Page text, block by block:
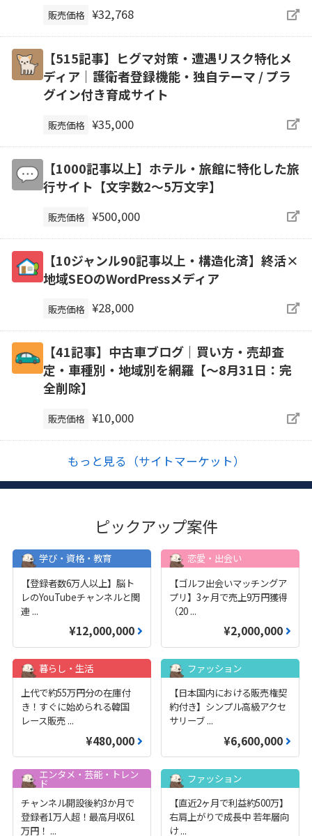
販売価格 ¥32,768
【515記事】ヒグマ対策・遭遇リスク特化メ
ディア｜護衛者登録機能・独自テーマ / プラ
グイン付き育成サイト
販売価格 ¥35,000
【1000記事以上】ホテル・旅館に特化した旅
行サイト【文字数2〜5万文字】
販売価格 ¥500,000
【10ジャンル90記事以上・構造化済】終活×
地域SEOのWordPressメディア
販売価格 ¥28,000
【41記事】中古車ブログ｜買い方・売却査
定・車種別・地域別を網羅【～8月31日：完
全削除】
販売価格 ¥10,000
もっと見る（サイトマーケット）
ピックアップ案件
学び・資格・教育
【登録者数6万人以上】脳ト
レのYouTubeチャンネルと関
連 ...
¥12,000,000
恋愛・出会い
【ゴルフ出会いマッチングア
プリ】3ヶ月で売上9万円獲得
（20 ...
¥2,000,000
暮らし・生活
上代で約55万円分の在庫付
き！すぐに始められる韓国
レース販売 ...
¥480,000
ファッション
【日本国内における販売権契
約付き】シンプル高級アクセ
サリーブ ...
¥6,600,000
エンタメ・芸能・トレン
ド
チャンネル開設後約3か月で
登録者1万人超！最高月収61
万円！ ...
ファッション
【直近2ヶ月で利益約500万】
右肩上がりで成長中 若年層向
け...